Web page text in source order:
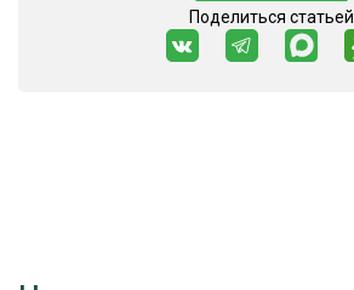
Поделиться статьей